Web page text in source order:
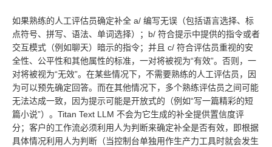
如果熟练的人工评估员确定补全 a/ 编写无误（包括语言选择、标
点符号、拼写、语法、单词选择）；b/ 符合提示中提供的指令或者
交互模式（例如聊天）暗示的指令；并且 c/ 符合评估员重视的安
全性、公平性和其他属性的标准，一对将被视为“有效”。否则，一
对将被视为“无效”。在某些情况下，不需要熟练的人工评估员，因
为可以预先确定回答。而在其他情况下，多个熟练评估员之间可能
无法达成一致，因为提示可能是开放式的（例如“写一篇精彩的短
篇小说”）。Titan Text LLM 不会为它生成的补全提供置信度评
分；客户的工作流必须利用人为判断来确定补全是否有效，即根据
具体情况利用人为判断（当控制台单独用作生产力工具时就会发生